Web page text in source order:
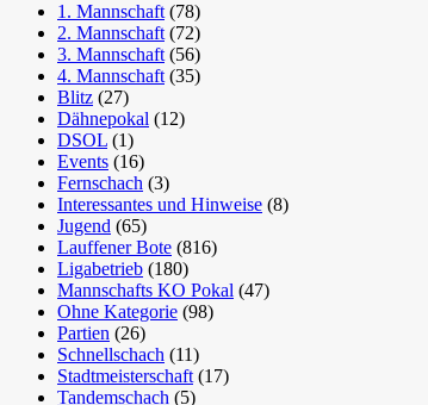
1. Mannschaft (78)
2. Mannschaft (72)
3. Mannschaft (56)
4. Mannschaft (35)
Blitz (27)
Dähnepokal (12)
DSOL (1)
Events (16)
Fernschach (3)
Interessantes und Hinweise (8)
Jugend (65)
Lauffener Bote (816)
Ligabetrieb (180)
Mannschafts KO Pokal (47)
Ohne Kategorie (98)
Partien (26)
Schnellschach (11)
Stadtmeisterschaft (17)
Tandemschach (5)